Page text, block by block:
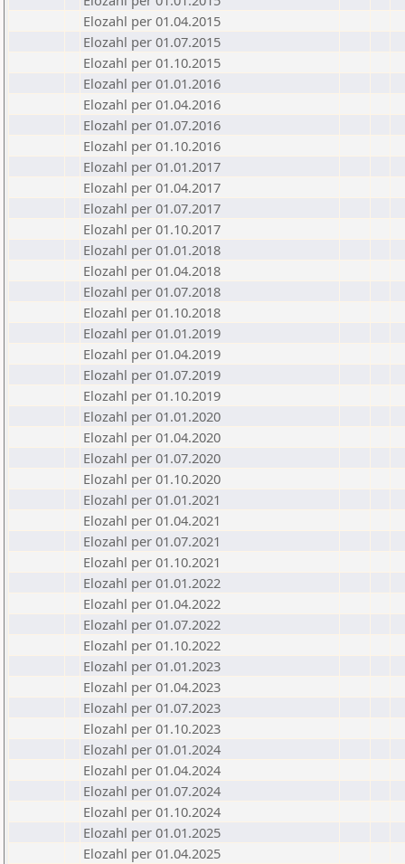
Elozahl per 01.04.2015
Elozahl per 01.07.2015
Elozahl per 01.10.2015
Elozahl per 01.01.2016
Elozahl per 01.04.2016
Elozahl per 01.07.2016
Elozahl per 01.10.2016
Elozahl per 01.01.2017
Elozahl per 01.04.2017
Elozahl per 01.07.2017
Elozahl per 01.10.2017
Elozahl per 01.01.2018
Elozahl per 01.04.2018
Elozahl per 01.07.2018
Elozahl per 01.10.2018
Elozahl per 01.01.2019
Elozahl per 01.04.2019
Elozahl per 01.07.2019
Elozahl per 01.10.2019
Elozahl per 01.01.2020
Elozahl per 01.04.2020
Elozahl per 01.07.2020
Elozahl per 01.10.2020
Elozahl per 01.01.2021
Elozahl per 01.04.2021
Elozahl per 01.07.2021
Elozahl per 01.10.2021
Elozahl per 01.01.2022
Elozahl per 01.04.2022
Elozahl per 01.07.2022
Elozahl per 01.10.2022
Elozahl per 01.01.2023
Elozahl per 01.04.2023
Elozahl per 01.07.2023
Elozahl per 01.10.2023
Elozahl per 01.01.2024
Elozahl per 01.04.2024
Elozahl per 01.07.2024
Elozahl per 01.10.2024
Elozahl per 01.01.2025
Elozahl per 01.04.2025